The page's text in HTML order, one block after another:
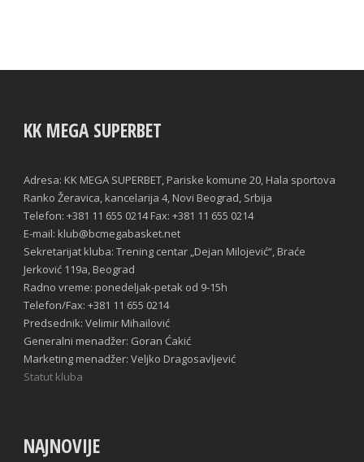
KK MEGA SUPERBET
Adresa: KK MEGA SUPERBET, Pariske komune 20, Hala sportova
Ranko Žeravica, kancelarija 4, Novi Beograd, Srbija
Telefon: +381 11 655 0214 Fax: +381 11 655 0214
E-mail: klub@bcmegabasket.net
Sekretarijat kluba: Trening centar „Dejan Milojević“, Braće
Jerković 119a, Beograd
Radno vreme: ponedeljak-petak od 9-15h
Telefon/Fax: +381 11 655 0214
Predsednik: Velimir Mihailović
Generalni menadžer: Goran Ćakić
Marketing menadžer: Veljko Dragosavljević
Statut kluba
NAJNOVIJE